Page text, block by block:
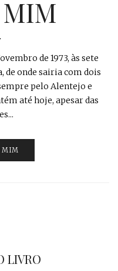
MIM
de 1973, às sete
de onde sairia com dois
pelo Alentejo e
até hoje, apesar das
MIM
LIVRO